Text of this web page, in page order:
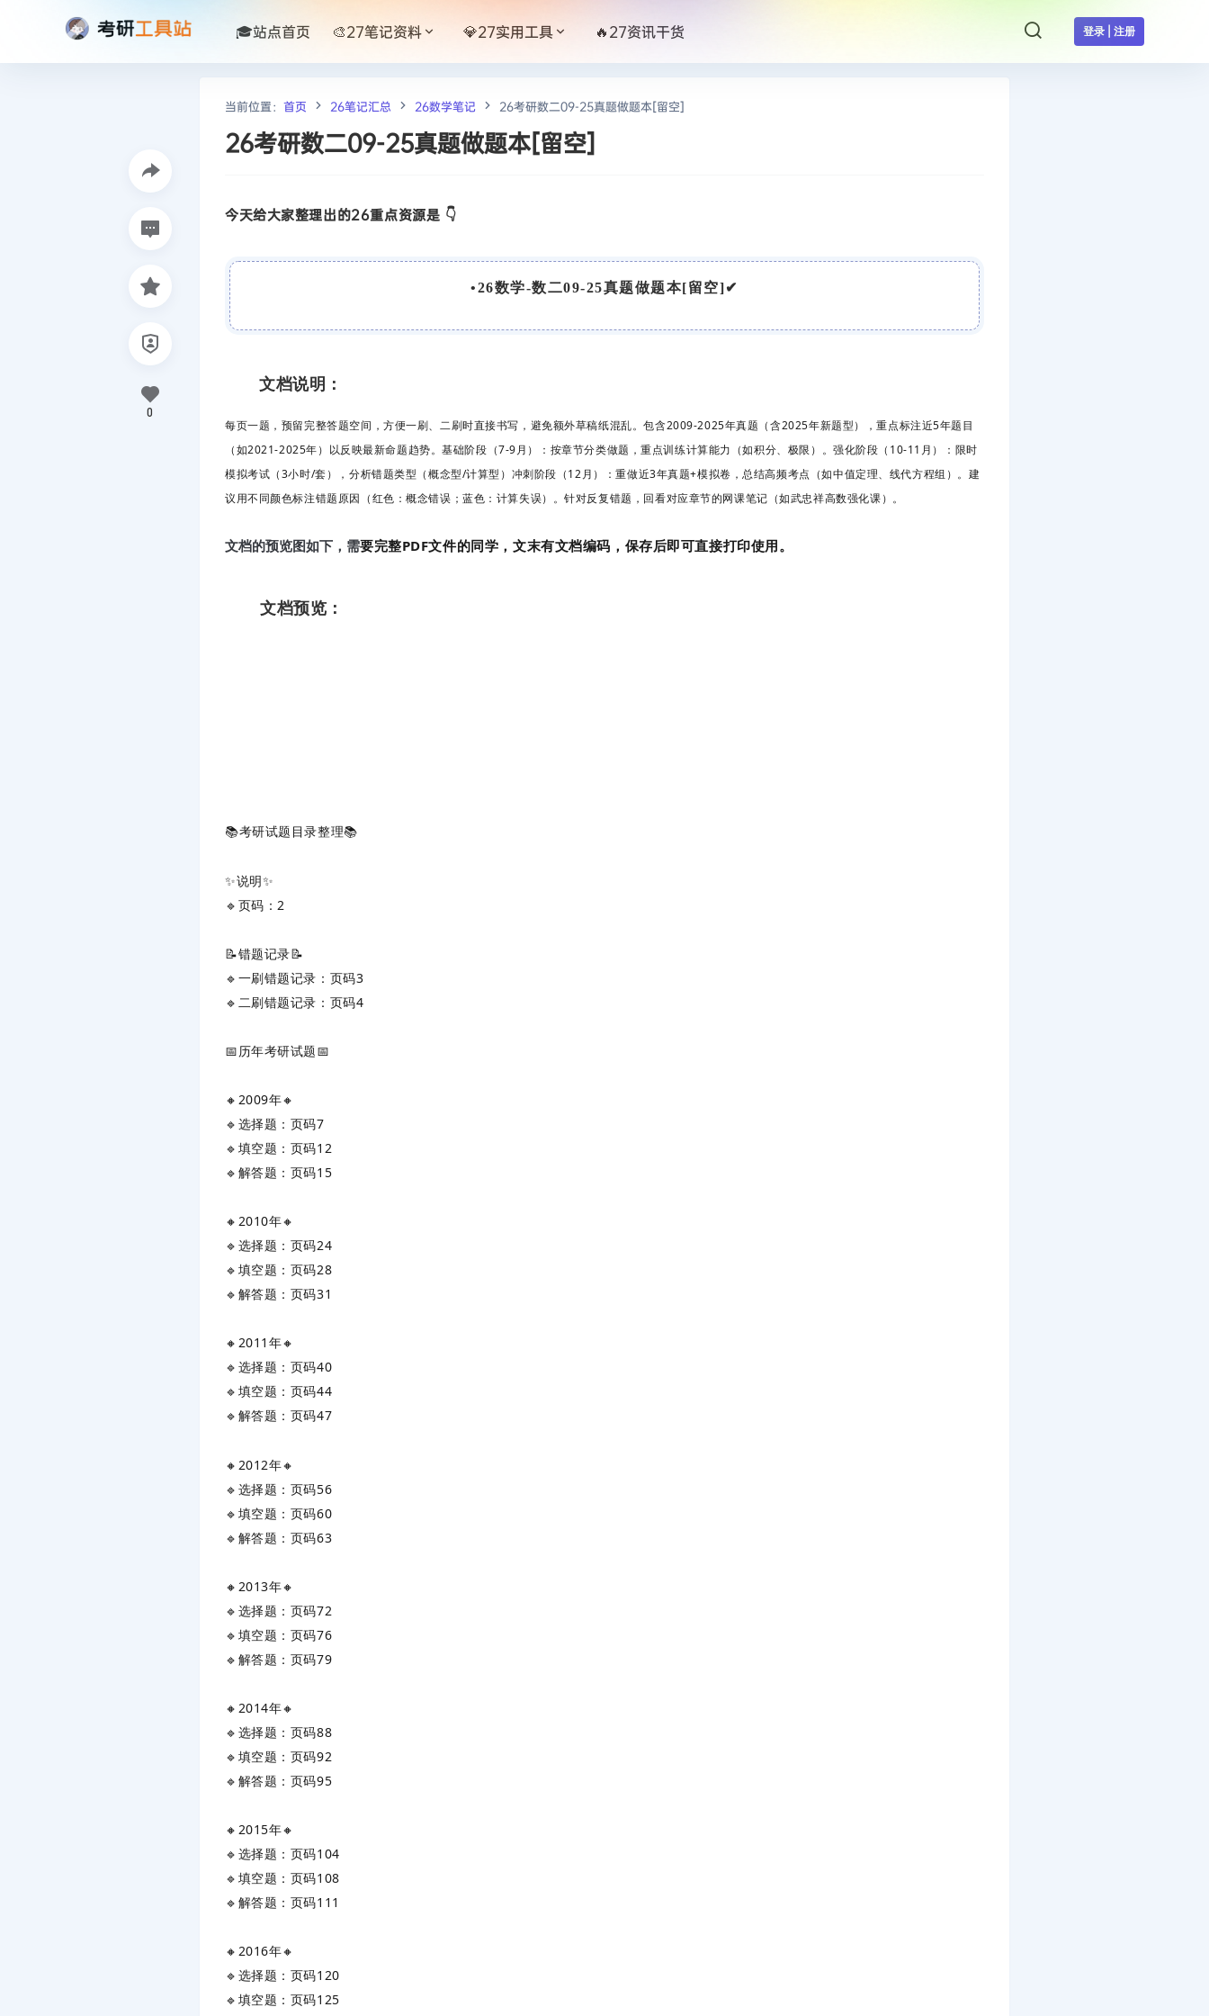
登录 | 注册
🎓站点首页 🎨27笔记资料 💎27实用工具 🔥27资讯干货
当前位置： 首页 26笔记汇总 26数学笔记 26考研数二09-25真题做题本[留空]
26考研数二09-25真题做题本[留空]
今天给大家整理出的26重点资源是 👇
•26数学-数二09-25真题做题本[留空]✔
文档说明：
每页一题，预留完整答题空间，方便一刷、二刷时直接书写，避免额外草稿纸混乱。包含2009-2025年真题（含2025年新题型），重点标注近5年题目
（如2021-2025年）以反映最新命题趋势。基础阶段（7-9月）
：按章节分类做题，重点训练计算能力（如积分、极限）。强化阶段（10-11月）
：限时
模拟考试（3小时/套），分析错题类型（概念型/计算型）冲刺阶段（12月）
：重做近3年真题+模拟卷，总结高频考点（如中值定理、线代方程组）。建
议用不同颜色标注错题原因（红色：概念错误；蓝色：计算失误）。针对反复错题，回看对应章节的网课笔记（如武忠祥高数强化课）。
文档的预览图如下，需要完整PDF文件的同学，文末有文档编码，保存后即可直接打印使用。
文档预览：
📚考研试题目录整理📚
✨‌说明‌✨
🔹页码：2
📝‌错题记录‌📝
🔹一刷错题记录：页码3
🔹二刷错题记录：页码4
📅‌历年考研试题‌📅
🔸‌ 2009年‌🔸
🔹选择题：页码7
🔹填空题：页码12
🔹解答题：页码15
🔸‌ 2010年‌🔸
🔹选择题：页码24
🔹填空题：页码28
🔹解答题：页码31
🔸‌ 2011年‌🔸
🔹选择题：页码40
🔹填空题：页码44
🔹解答题：页码47
🔸‌ 2012年‌🔸
🔹选择题：页码56
🔹填空题：页码60
🔹解答题：页码63
🔸‌ 2013年‌🔸
🔹选择题：页码72
🔹填空题：页码76
🔹解答题：页码79
🔸‌ 2014年‌🔸
🔹选择题：页码88
🔹填空题：页码92
🔹解答题：页码95
🔸‌ 2015年‌🔸
🔹选择题：页码104
🔹填空题：页码108
🔹解答题：页码111
🔸‌ 2016年‌🔸
🔹选择题：页码120
🔹填空题：页码125
0